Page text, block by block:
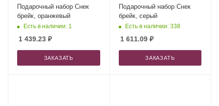
Подарочный набор Снек
брейк, оранжевый
Есть в наличии: 1
1 439.23 ₽
ЗАКАЗАТЬ
Подарочный набор Снек
брейк, серый
Есть в наличии: 338
1 611.09₽
ЗАКАЗАТЬ